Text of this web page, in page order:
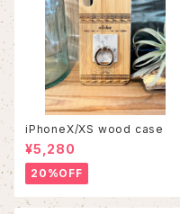
iPhoneX/XS wood case
¥5,280
20%OFF